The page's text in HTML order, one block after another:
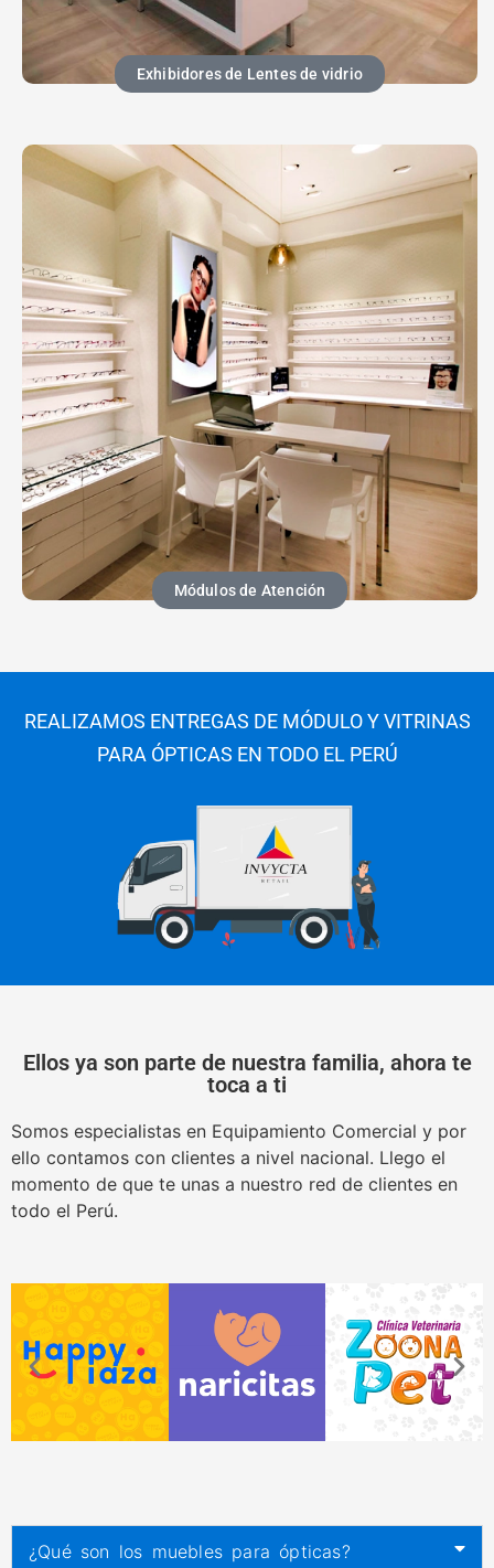
Exhibidores de Lentes de vidrio
Módulos de Atención
REALIZAMOS ENTREGAS DE MÓDULO Y VITRINAS
PARA ÓPTICAS EN TODO EL PERÚ
Ellos ya son parte de nuestra familia, ahora te
toca a ti
Somos especialistas en Equipamiento Comercial y por
ello contamos con clientes a nivel nacional. Llego el
momento de que te unas a nuestro red de clientes en
todo el Perú.
¿Qué son los muebles para ópticas?